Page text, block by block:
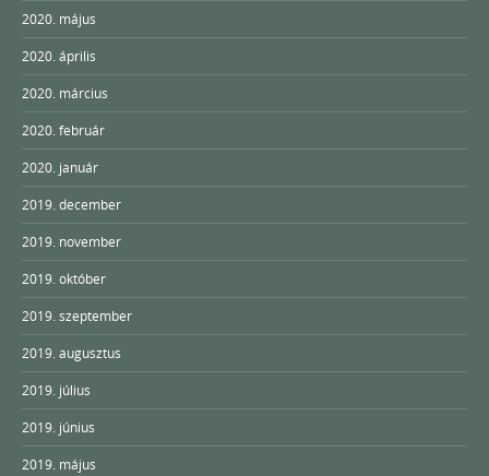
2020. május
2020. április
2020. március
2020. február
2020. január
2019. december
2019. november
2019. október
2019. szeptember
2019. augusztus
2019. július
2019. június
2019. május